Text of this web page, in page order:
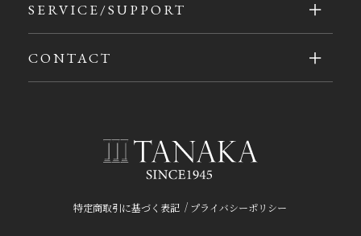
特定商取引に基づく表記 / プライバシーポリシー
SERVICE/SUPPORT
CONTACT